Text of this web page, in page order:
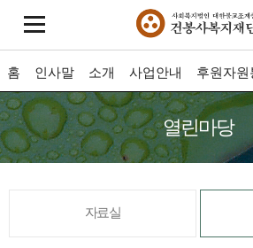
홈 인사말 소개 사업안내 후원자원
열린마당
자료실